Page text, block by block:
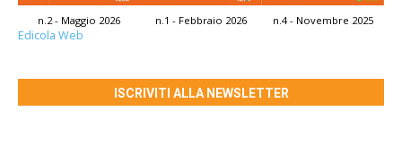
n.2 - Maggio 2026 n.1 - Febbraio 2026 n.4 - Novembre 2025
Edicola Web
ISCRIVITI ALLA NEWSLETTER